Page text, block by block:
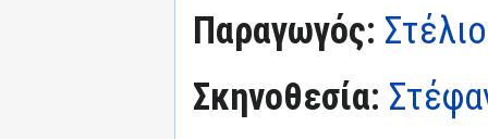
Παραγωγός:
Σκηνοθεσία: